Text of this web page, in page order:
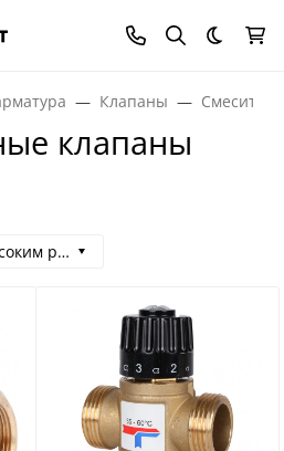
Темная
Клапаны
клапаны
рейтингом